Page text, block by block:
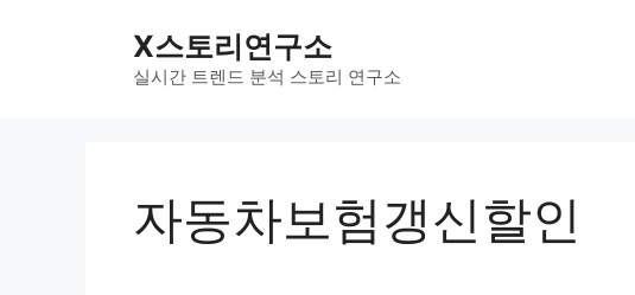
X스토리연구소
실시간 트렌드 분석 스토리 연구소
자동차보험갱신할인